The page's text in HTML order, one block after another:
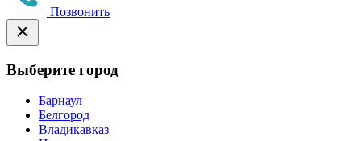
Позвонить
Выберите город
Барнаул
Белгород
Владикавказ